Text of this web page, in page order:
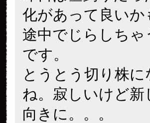
化があって良い
途中でじらしち
です。
とうとう切り株
ね。寂しいけど
向きに。。。